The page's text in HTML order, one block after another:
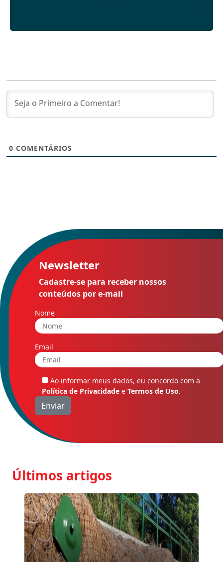
0 COMENTÁRIOS
Newsletter
Cadastre-se para receber nossos
conteúdos por e-mail
Nome
Email
Ao informar meus dados, eu concordo com a
Política de Privacidade e Termos de Uso.
Últimos artigos